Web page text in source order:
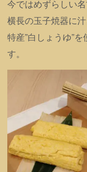
今ではめずらしい
横長の玉子焼器に
特産”白しょうゆ”
す。